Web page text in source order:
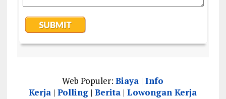
Web Populer:Biaya |Info
Kerja |Polling |Berita |Lowongan Kerja